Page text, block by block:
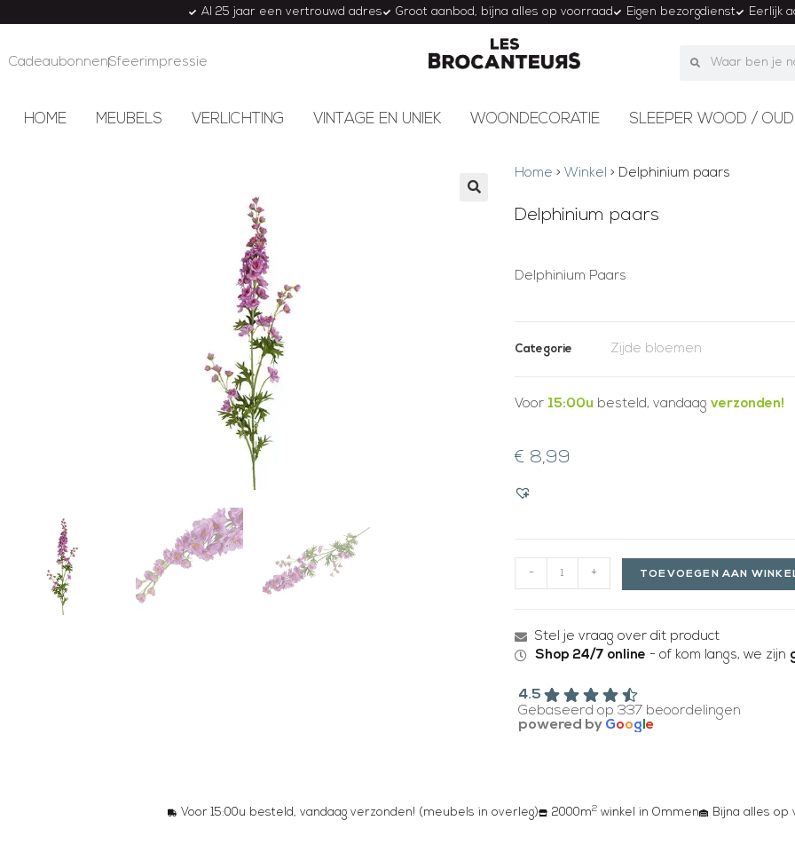
Al 25 jaar een vertrouwd adres Groot aanbod, bijna alles op voorraad Eigen bezorgdienst Eerlijk
CadeaubonnenSfeerimpressie
HOME MEUBELS VERLICHTING VINTAGE EN UNIEK WOONDECORATIE SLEEPER WOOD / OUD
Home > Winkel > Delphinium paars
Delphinium paars
Delphinium Paars
Categorie Zijde bloemen
Voor 15:00u besteld, vandaag verzonden!
€ 8,99
- + TOEVOEGEN AAN
Stel je vraag over dit product
Shop 24/7 online - of kom langs, we zijn
4.5
Gebaseerd op 337 beoordelingen
powered by Goog e
Voor 15:00u besteld, vandaag verzonden! (meubels in overleg) 2000m2winkel in Ommen Bijna alles op